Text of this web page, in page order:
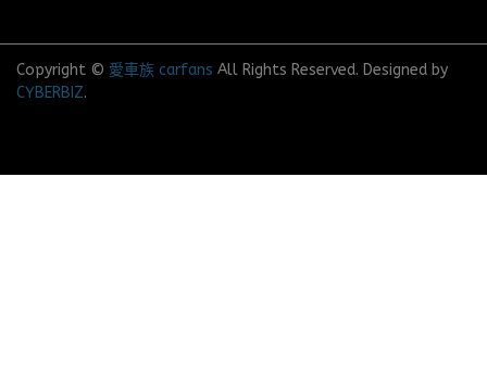
Copyright © 愛車族 carfans All Rights Reserved. Designed by
CYBERBIZ.